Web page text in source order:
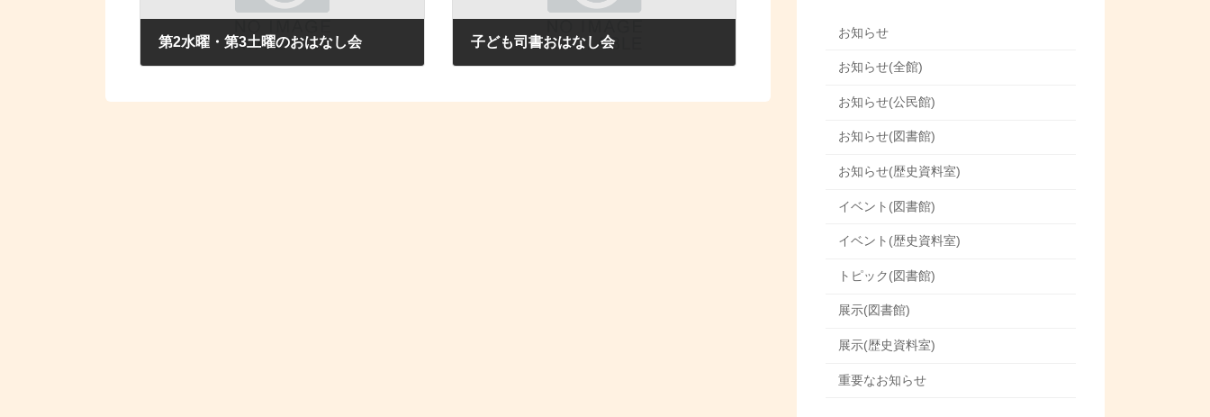
第2水曜・第3土曜のおはなし会 子ども司書おはなし会
お知らせ
お知らせ(全館)
お知らせ(公民館)
お知らせ(図書館)
お知らせ(歴史資料室)
イベント(図書館)
イベント(歴史資料室)
トピック(図書館)
展示(図書館)
展示(歴史資料室)
重要なお知らせ